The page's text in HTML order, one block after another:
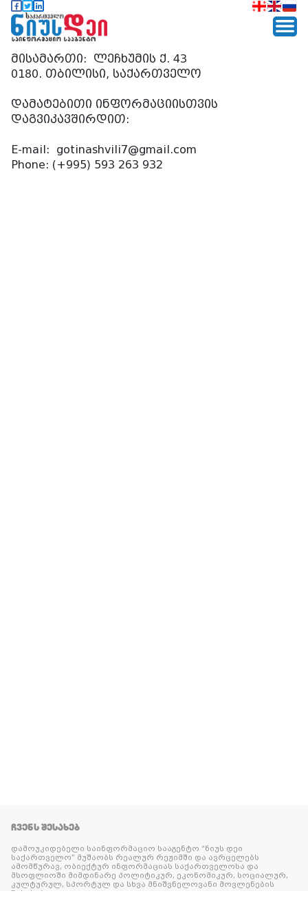
მისამართი: ლეჩხუმის ქ. 43
0180. თბილისი, საქართველო
დამატებითი ინფორმაციისთვის
დაგვიკავშირდით:
E-mail: gotinashvili7@gmail.com
Phone: (+995) 593 263 932
ᲩᲕᲔᲜᲡ ᲨᲔᲡᲐᲮᲔᲑ
დამოუკიდებელი საინფორმაციო სააგენტო “ნიუს დეი
საქართველო” მუშაობს რეალურ რეჟიმში და ავრცელებს
ამომწურავ, ობიექტურ ინფორმაციას საქართველოსა და
მსოფლიოში მიმდინარე პოლიტიკურ, ეკონომიკურ, სოციალურ,
კულტურულ, სპორტულ და სხვა მნიშვნელოვანი მოვლენების
შესახებ.